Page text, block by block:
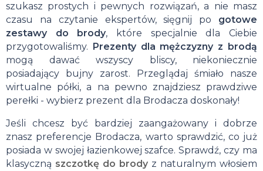
szukasz prostych i pewnych rozwiązań, a nie masz
czasu na czytanie ekspertów, sięgnij po gotowe
zestawy do brody, które specjalnie dla Ciebie
przygotowaliśmy. Prezenty dla mężczyzny z brodą
mogą dawać wszyscy bliscy, niekoniecznie
posiadający bujny zarost. Przeglądaj śmiało nasze
wirtualne półki, a na pewno znajdziesz prawdziwe
perełki - wybierz prezent dla Brodacza doskonały!
Jeśli chcesz być bardziej zaangażowany i dobrze
znasz preferencje Brodacza, warto sprawdzić, co już
posiada w swojej łazienkowej szafce. Sprawdź, czy ma
klasyczną szczotkę do brody z naturalnym włosiem